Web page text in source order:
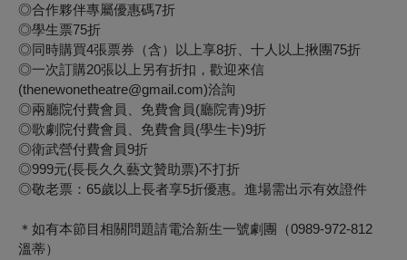
◎合作夥伴專屬優惠碼7折
◎學生票75折
◎同時購買4張票券（含）以上享8折、十人以上揪團75折
◎一次訂購20張以上另有折扣，歡迎來信
(thenewonetheatre@gmail.com)洽詢
◎兩廳院付費會員、免費會員(廳院青)9折
◎歌劇院付費會員、免費會員(學生卡)9折
◎衛武營付費會員9折
◎999元(長長久久藝文贊助票)不打折
◎敬老票：65歲以上長者享5折優惠。進場需出示有效證件
＊如有本節目相關問題請電洽新生一號劇團（0989-972-812
溫蒂）